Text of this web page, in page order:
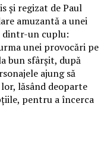
și regizat de Paul
amuzantă a unei
un cuplu:
unei provocări pe
bun sfârșit, după
ajung să
lăsând deoparte
pentru a încerca